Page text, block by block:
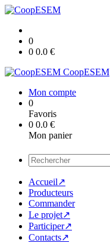
0
0 0.0 €
CoopESEM
Mon compte
0
Favoris
0 0.0 €
Mon panier
Accueil↗
Producteurs
Commander
Le projet↗
Participer↗
Contacts↗